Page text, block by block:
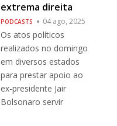
extrema direita
PODCASTS 04 ago, 2025
Os atos políticos
realizados no domingo
em diversos estados
para prestar apoio ao
ex-presidente Jair
Bolsonaro servir